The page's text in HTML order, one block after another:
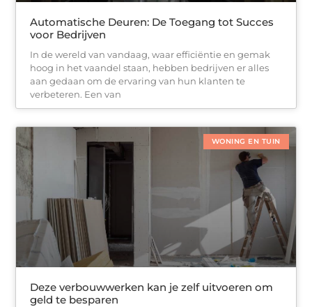
Automatische Deuren: De Toegang tot Succes
voor Bedrijven
In de wereld van vandaag, waar efficiëntie en gemak
hoog in het vaandel staan, hebben bedrijven er alles
aan gedaan om de ervaring van hun klanten te
verbeteren. Een van
WONING EN TUIN
Deze verbouwwerken kan je zelf uitvoeren om
geld te besparen